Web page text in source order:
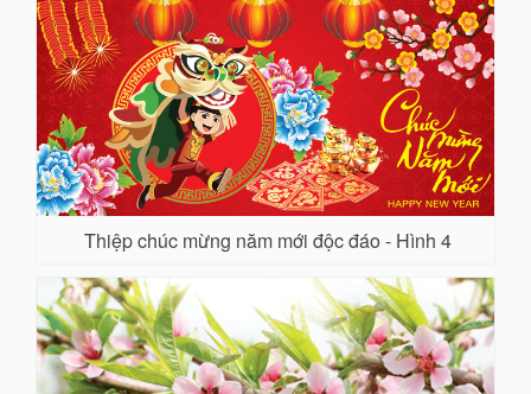
Thiệp chúc mừng năm mới độc đáo - Hình 4